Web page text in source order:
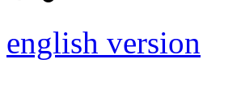
english version